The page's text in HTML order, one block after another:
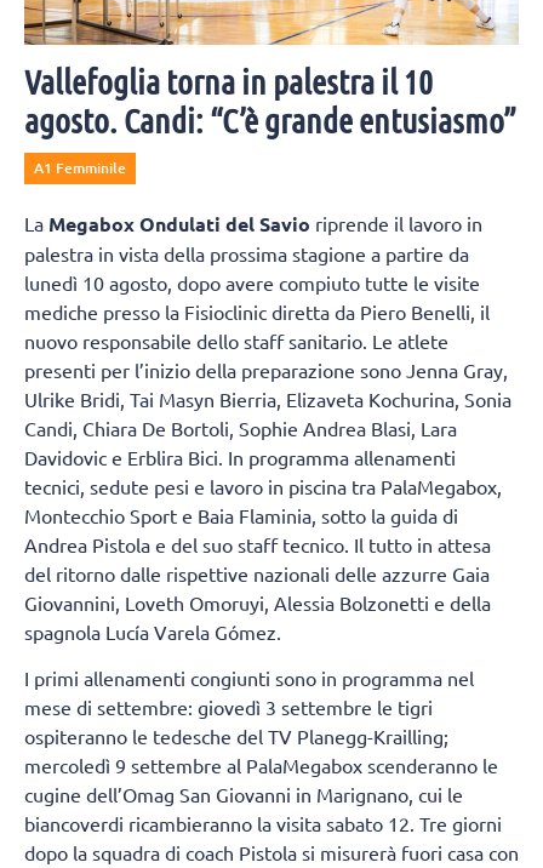
Vallefoglia torna in palestra il 10
agosto. Candi: “C’è grande entusiasmo”
A1 Femminile
La Megabox Ondulati del Savio riprende il lavoro in
palestra in vista della prossima stagione a partire da
lunedì 10 agosto, dopo avere compiuto tutte le visite
mediche presso la Fisioclinic diretta da Piero Benelli, il
nuovo responsabile dello staff sanitario. Le atlete
presenti per l’inizio della preparazione sono Jenna Gray,
Ulrike Bridi, Tai Masyn Bierria, Elizaveta Kochurina, Sonia
Candi, Chiara De Bortoli, Sophie Andrea Blasi, Lara
Davidovic e Erblira Bici. In programma allenamenti
tecnici, sedute pesi e lavoro in piscina tra PalaMegabox,
Montecchio Sport e Baia Flaminia, sotto la guida di
Andrea Pistola e del suo staff tecnico. Il tutto in attesa
del ritorno dalle rispettive nazionali delle azzurre Gaia
Giovannini, Loveth Omoruyi, Alessia Bolzonetti e della
spagnola Lucía Varela Gómez.
I primi allenamenti congiunti sono in programma nel
mese di settembre: giovedì 3 settembre le tigri
ospiteranno le tedesche del TV Planegg-Krailling;
mercoledì 9 settembre al PalaMegabox scenderanno le
cugine dell’Omag San Giovanni in Marignano, cui le
biancoverdi ricambieranno la visita sabato 12. Tre giorni
dopo la squadra di coach Pistola si misurerà fuori casa con